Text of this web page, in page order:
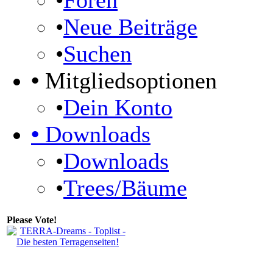
•Neue Beiträge
•Suchen
• Mitgliedsoptionen
•Dein Konto
• Downloads
•Downloads
•Trees/Bäume
Please Vote!